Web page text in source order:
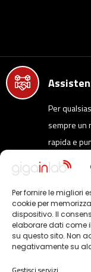
Per fornire le migliori
cookie per
dispositivo. Il
elaborare dati come
su questo sito. Non
negativamente su
Gestisci servizi
Per
sempre un
rapida e
Italia
Ci
consegna